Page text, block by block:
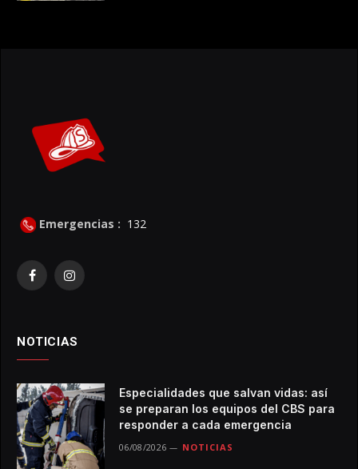
Emergencias : 132
FacebookInstagram
NOTICIAS
Especialidades que salvan vidas: así
se preparan los equipos del CBS para
responder a cada emergencia
06/08/2026 NOTICIAS